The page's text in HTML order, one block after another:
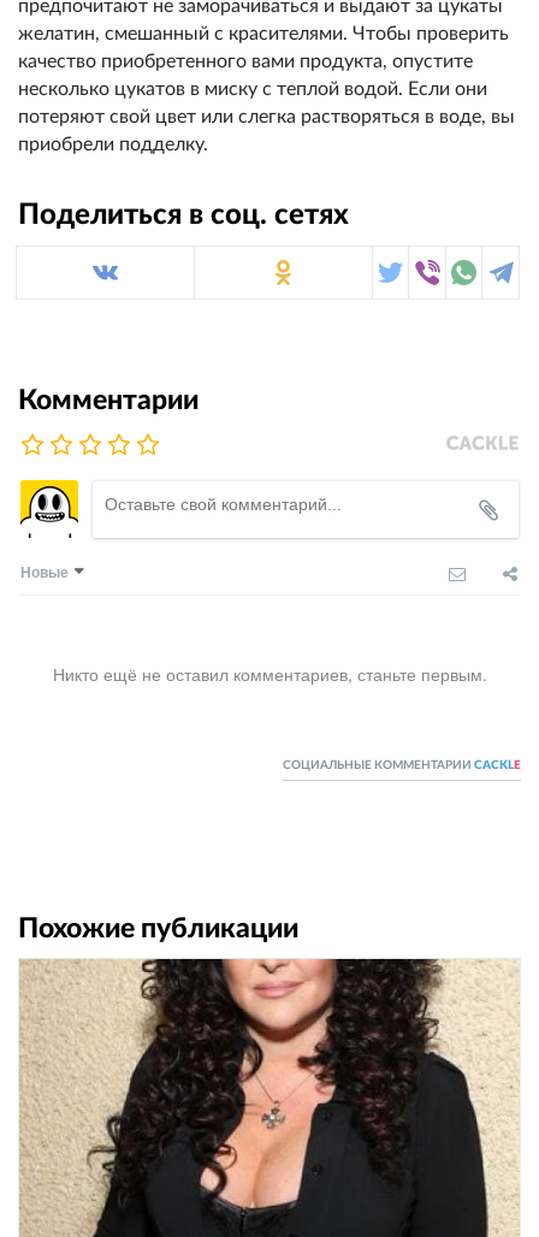
предпочитают не заморачиваться и выдают за цукаты
желатин, смешанный с красителями. Чтобы проверить
качество приобретенного вами продукта, опустите
несколько цукатов в миску с теплой водой. Если они
потеряют свой цвет или слегка растворяться в воде, вы
приобрели подделку.
Поделиться в соц. сетях
Комментарии
Новые
Никто ещё не оставил комментариев, станьте первым.
СОЦИАЛЬНЫЕ КОММЕНТАРИИ CACKL E
Похожие публикации